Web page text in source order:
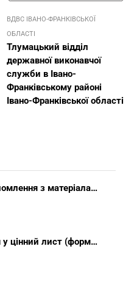
ВДВС ІВАНО-ФРАНКІВСЬКОЇ
ОБЛАСТІ
Тлумацький відділ
державної виконавчої
служби в Івано-
Франківському районі
Івано-Франківської області
Заява про ознайомлення з матеріалами виконавчого провадження (зразок, шаблон 2025 року)
Опис вкладення у цінний лист (форма 107) + інструкція відправлення цінного листа з описом вкладення